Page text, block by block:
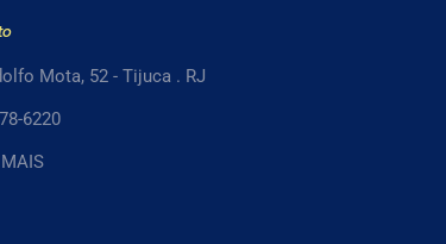
Mota, 52 - Tijuca . RJ
6220